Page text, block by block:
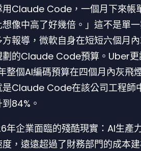
用Claude Code，一個月下來帳
像中高了好幾倍。」這不是單
報導，微軟自身在短短六個月
劃的Claude Code預算。Uber更
整個AI編碼預算在四個月內灰飛
是Claude Code在該公司工程師
84%。
年企業面臨的殘酷現實：AI生產
，遠遠超過了財務部門的成本